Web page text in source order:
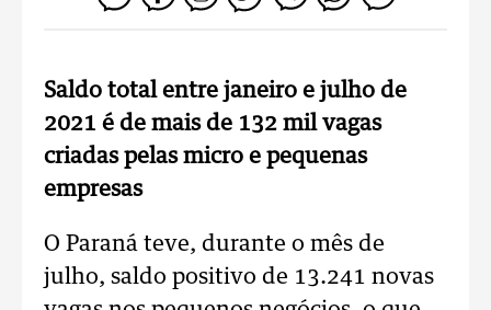
Saldo total entre janeiro e julho de
2021 é de mais de 132 mil vagas
criadas pelas micro e pequenas
empresas
O Paraná teve, durante o mês de
julho, saldo positivo de 13.241 novas